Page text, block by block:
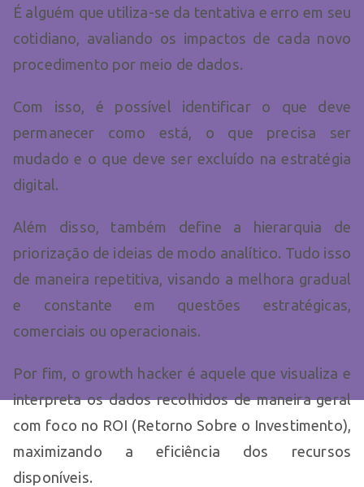
É alguém que utiliza-se da tentativa e erro em seu
cotidiano, avaliando os impactos de cada novo
procedimento por meio de dados.
Com isso, é possível identificar o que deve
permanecer como está, o que precisa ser
mudado e o que deve ser excluído na estratégia
digital.
Além disso, também define a hierarquia de
priorização de ideias de modo analítico. Tudo isso
de maneira repetitiva, visando a melhora gradual
e constante em questões estratégicas,
comerciais ou operacionais.
Por fim, o growth hacker é aquele que visualiza e
interpreta os dados recolhidos de maneira geral
com foco no ROI (Retorno Sobre o Investimento),
maximizando a eficiência dos recursos
disponíveis.